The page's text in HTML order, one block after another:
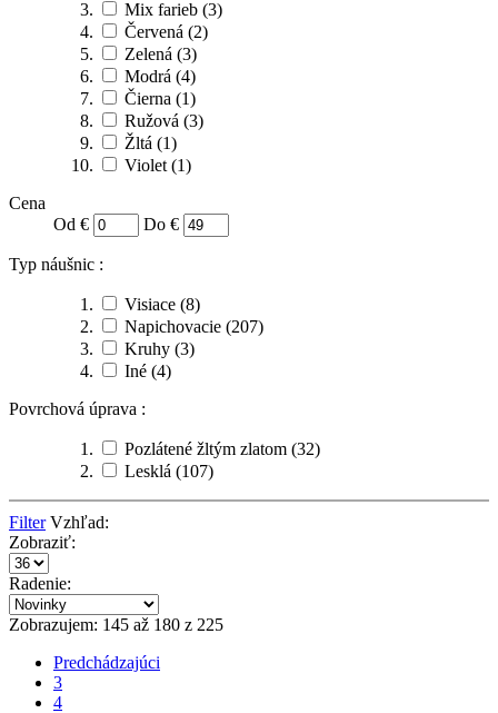
Mix farieb (3)
Červená (2)
Zelená (3)
Modrá (4)
Čierna (1)
Ružová (3)
Žltá (1)
Violet (1)
Cena
Od €
Do €
Typ náušnic :
Visiace (8)
Napichovacie (207)
Kruhy (3)
Iné (4)
Povrchová úprava :
Pozlátené žltým zlatom (32)
Lesklá (107)
Filter Vzhľad:
Zobraziť:
Radenie:
Zobrazujem: 145 až 180 z 225
Predchádzajúci
3
4